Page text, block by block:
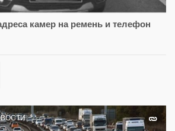
камер на ремень и телефон